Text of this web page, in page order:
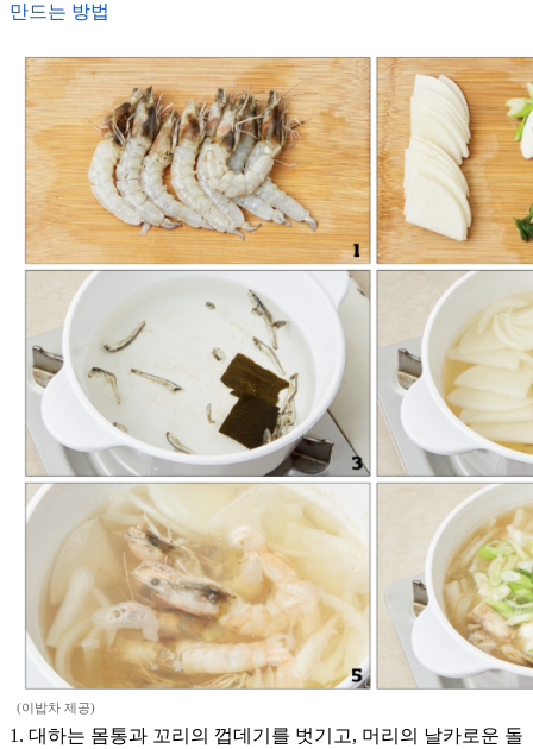
만드는 방법
(이밥차 제공)
1. 대하는 몸통과 꼬리의 껍데기를 벗기고, 머리의 날카로운 돌